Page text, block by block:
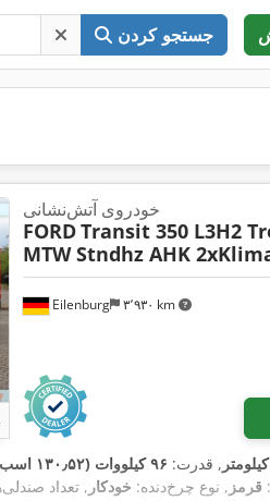
جستجو کردن
Eilenburg ۳٬۹۳۰ km
خودروی آتش‌نشانی
FORDTransit 350 L3H2
MTW Stndhz AHK
, قدرت: ۹۶ کیلووات (۱۳۰٫۵۲ اسب بخار)
قرمز , نوع چرخ‌دنده: خودکار , تعداد